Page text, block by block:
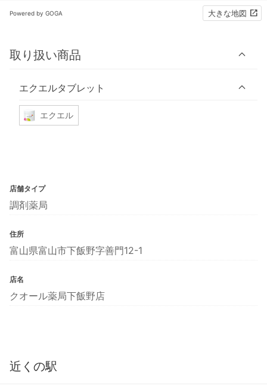
Powered by GOGA 大きな地図
取り扱い商品
エクエルタブレット
エクエル
店舗タイプ
調剤薬局
住所
富山県富山市下飯野字善門12-1
店名
クオール薬局下飯野店
近くの駅